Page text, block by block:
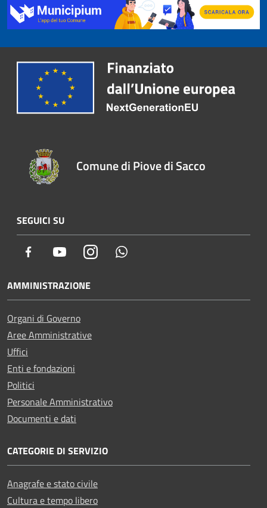
Comune di Piove di Sacco
SEGUICI SU
Facebook YoutubeInstagram
AMMINISTRAZIONE
Organi di Governo
Aree Amministrative
Uffici
Enti e fondazioni
Politici
Personale Amministrativo
Documenti e dati
CATEGORIE DI SERVIZIO
Anagrafe e stato civile
Cultura e tempo libero